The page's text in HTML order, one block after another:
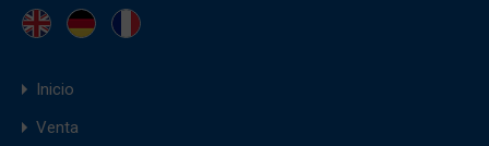
Inicio
Venta